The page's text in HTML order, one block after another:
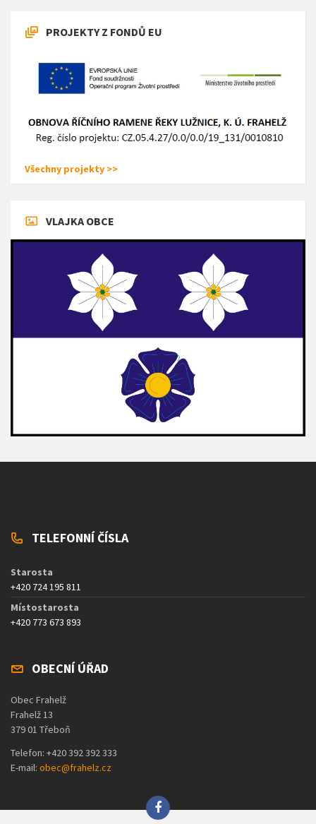
PROJEKTY Z FONDŮ EU
Všechny projekty >>
VLAJKA OBCE
TELEFONNÍ ČÍSLA
Starosta
+420 724 195 811
Místostarosta
+420 773 673 893
OBECNÍ ÚŘAD
Obec Frahelž
Frahelž 13
379 01 Třeboň
Telefon: +420 392 392 333
E-mail: obec@frahelz.cz